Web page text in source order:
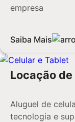
empresa
Saiba Mais
Locação
Aluguel de
tecnologia e